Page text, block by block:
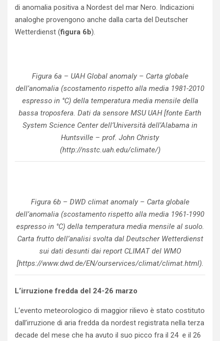
di anomalia positiva a Nordest del mar Nero. Indicazioni
analoghe provengono anche dalla carta del Deutscher
Wetterdienst (figura 6b).
Figura 6a – UAH Global anomaly – Carta globale
dell’anomalia (scostamento rispetto alla media 1981-2010
espresso in °C) della temperatura media mensile della
bassa troposfera. Dati da sensore MSU UAH [fonte Earth
System Science Center dell’Università dell’Alabama in
Huntsville – prof. John Christy
(http://nsstc.uah.edu/climate/)
Figura 6b – DWD climat anomaly – Carta globale
dell’anomalia (scostamento rispetto alla media 1961-1990
espresso in °C) della temperatura media mensile al suolo.
Carta frutto dell’analisi svolta dal Deutscher Wetterdienst
sui dati desunti dai report CLIMAT del WMO
[https://www.dwd.de/EN/ourservices/climat/climat.html).
L’irruzione fredda del 24-26 marzo
L’evento meteorologico di maggior rilievo è stato costituto
dall’irruzione di aria fredda da nordest registrata nella terza
decade del mese che ha avuto il suo picco fra il 24 e il 26